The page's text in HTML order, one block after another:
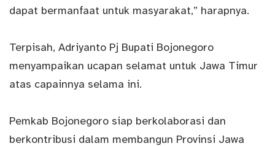
dapat bermanfaat untuk masyarakat,” harapnya.
Terpisah, Adriyanto Pj Bupati Bojonegoro
menyampaikan ucapan selamat untuk Jawa Timur
atas capainnya selama ini.
Pemkab Bojonegoro siap berkolaborasi dan
berkontribusi dalam membangun Provinsi Jawa